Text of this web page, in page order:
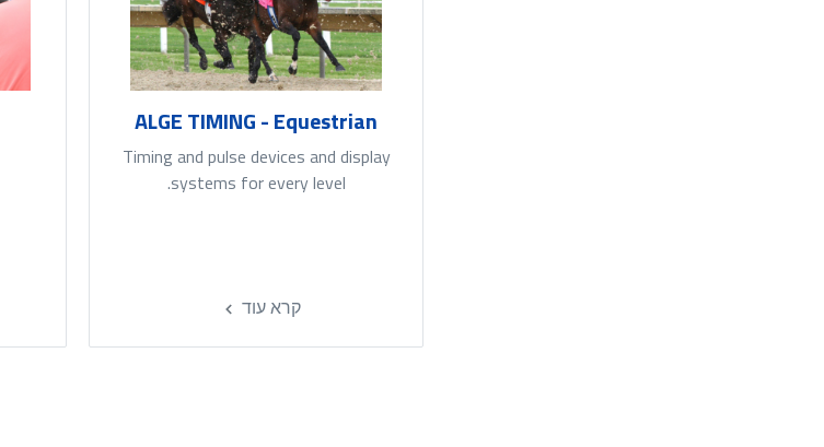
ALGE TIMING - Equestrian
Timing and pulse devices and display
systems for every level.
קרא עוד